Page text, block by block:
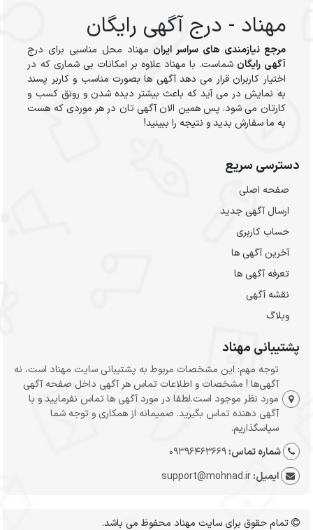
مهناد - درج آگهی رایگان
مرجع نیازمندی های سراسر ایران مهناد محل مناسبی برای درج
آگهی رایگان شماست. با مهناد علاوه بر امکانات بی شماری که در
اختیار کاربران قرار می دهد آگهی ها بصورت مناسب و کاربر پسند
به نمایش در می آید که باعث بیشتر دیده شدن و رونق کسب و
کارتان می شود. پس همین الان آگهی تان در هر موردی که هست
به ما سفارش بدید و نتیجه را ببینید!
دسترسی سریع
صفحه اصلی
ارسال‌ آگهی جدید
حساب کاربری
آخرین آگهی ها
تعرفه آگهی ها
نقشه آگهی
وبلاگ
پشتیبانی مهناد
توجه مهم: این مشخصات مربوط به پشتیبانی سایت مهناد است، نه
آگهی‌ها ! مشخصات و اطلاعات تماس هر آگهی داخل صفحه آگهی
مورد نظر موجود است.لطفا در مورد آگهی ها تماس نفرمایید و با
آگهی دهنده تماس بگیرید. صمیمانه از همکاری و توجه شما
سپاسگذاریم.
شماره تماس:09396463669
ایمیل:support@mohnad.ir
تمام حقوق برای سایت مهناد محفوظ می باشد.